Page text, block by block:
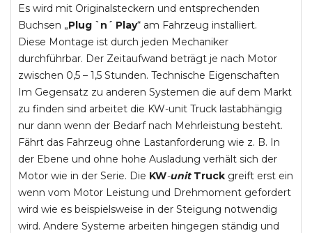
Es wird mit Originalsteckern und entsprechenden
Buchsen „Plug `n´ Play“ am Fahrzeug installiert.
Diese Montage ist durch jeden Mechaniker
durchführbar. Der Zeitaufwand beträgt je nach Motor
zwischen 0,5 – 1,5 Stunden. Technische Eigenschaften
Im Gegensatz zu anderen Systemen die auf dem Markt
zu finden sind arbeitet die KW-unit Truck lastabhängig
nur dann wenn der Bedarf nach Mehrleistung besteht.
Fährt das Fahrzeug ohne Lastanforderung wie z. B. In
der Ebene und ohne hohe Ausladung verhält sich der
Motor wie in der Serie. Die KW-unit Truck greift erst ein
wenn vom Motor Leistung und Drehmoment gefordert
wird wie es beispielsweise in der Steigung notwendig
wird. Andere Systeme arbeiten hingegen ständig und